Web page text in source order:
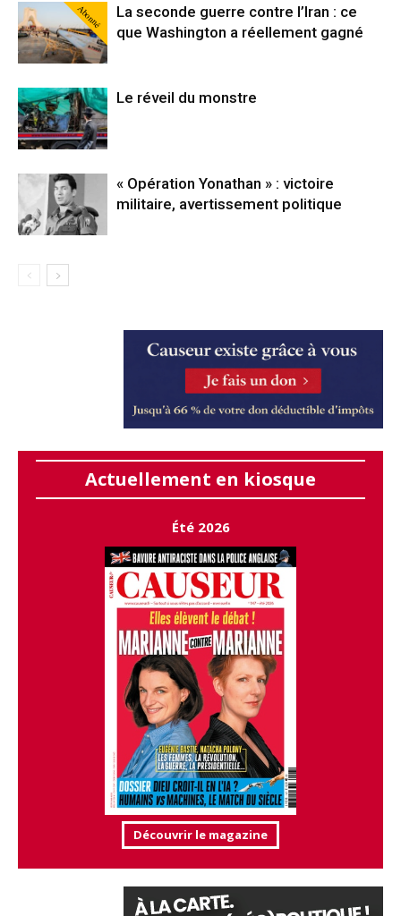
Abonné
La seconde guerre contre l’Iran : ce
que Washington a réellement gagné
Le réveil du monstre
« Opération Yonathan » : victoire
militaire, avertissement politique
Actuellement en kiosque
Été 2026
Découvrir le magazine